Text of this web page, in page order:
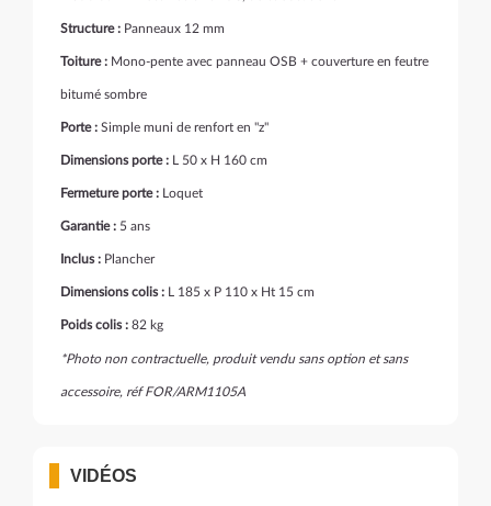
Structure : Panneaux 12 mm
Toiture : Mono-pente avec panneau OSB + couverture en feutre
bitumé sombre
Porte : Simple muni de renfort en "z"
Dimensions porte : L 50 x H 160 cm
Fermeture porte : Loquet
Garantie : 5 ans
Inclus : Plancher
Dimensions colis : L 185 x P 110 x Ht 15 cm
Poids colis : 82 kg
*Photo non contractuelle, produit vendu sans option et sans
accessoire, réf FOR/ARM1105A
VIDÉOS